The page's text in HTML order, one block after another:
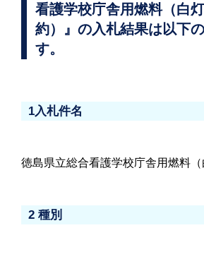
看護学校庁舎用燃料（白
約）』の入札結果は以下
す。
1入札件名
徳島県立総合看護学校庁舎用燃料（
2 種別